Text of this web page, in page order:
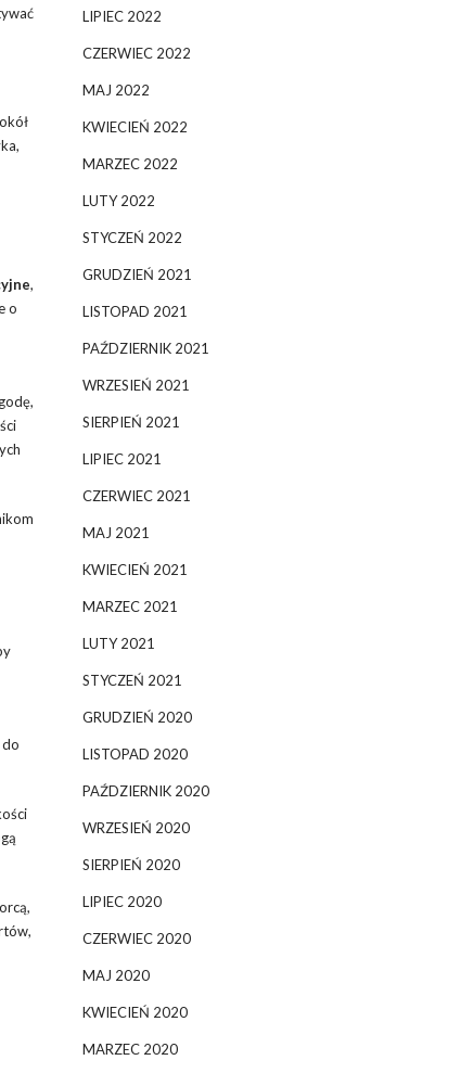
,
o
LIPIEC 2022
CZERWIEC 2022
MAJ 2022
KWIECIEŃ 2022
MARZEC 2022
LUTY 2022
STYCZEŃ 2022
GRUDZIEŃ 2021
LISTOPAD 2021
PAŹDZIERNIK 2021
WRZESIEŃ 2021
SIERPIEŃ 2021
LIPIEC 2021
CZERWIEC 2021
MAJ 2021
KWIECIEŃ 2021
MARZEC 2021
LUTY 2021
STYCZEŃ 2021
GRUDZIEŃ 2020
LISTOPAD 2020
PAŹDZIERNIK 2020
WRZESIEŃ 2020
SIERPIEŃ 2020
LIPIEC 2020
CZERWIEC 2020
MAJ 2020
KWIECIEŃ 2020
MARZEC 2020